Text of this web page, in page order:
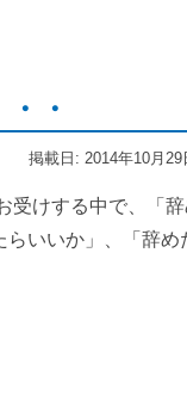
・
掲載日: 2014年10月
けする中で、「
らいいか」、「辞